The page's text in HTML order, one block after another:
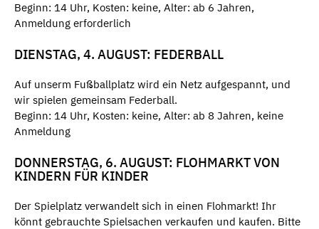
Beginn: 14 Uhr, Kosten: keine, Alter: ab 6 Jahren,
Anmeldung erforderlich
DIENSTAG, 4. AUGUST: FEDERBALL
Auf unserm Fußballplatz wird ein Netz aufgespannt, und
wir spielen gemeinsam Federball.
Beginn: 14 Uhr, Kosten: keine, Alter: ab 8 Jahren, keine
Anmeldung
DONNERSTAG, 6. AUGUST: FLOHMARKT VON
KINDERN FÜR KINDER
Der Spielplatz verwandelt sich in einen Flohmarkt! Ihr
könnt gebrauchte Spielsachen verkaufen und kaufen. Bitte